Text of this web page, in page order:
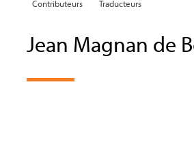
Contributeurs Traducteurs
Jean Magnan de